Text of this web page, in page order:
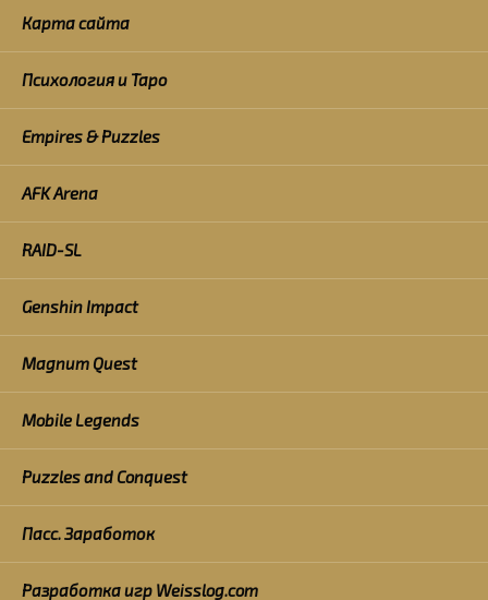
Карта сайта
Психология и Таро
Empires & Puzzles
AFK Arena
RAID-SL
Genshin Impact
Magnum Quest
Mobile Legends
Puzzles and Conquest
Пасс. Заработок
Разработка игр Weisslog.com